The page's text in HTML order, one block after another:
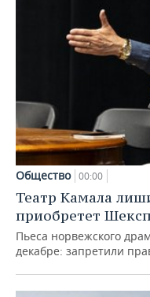
Общество 00:00
Театр Камала
приобретет
Пьеса норвежского
декабре: запретили